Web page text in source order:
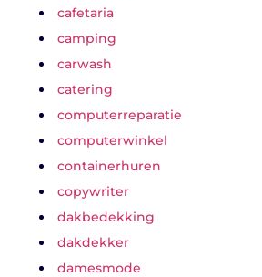
cafetaria
camping
carwash
catering
computerreparatie
computerwinkel
containerhuren
copywriter
dakbedekking
dakdekker
damesmode